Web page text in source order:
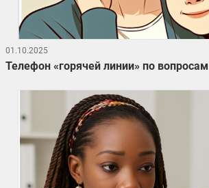
01.10.2025
Телефон «горячей линии» по